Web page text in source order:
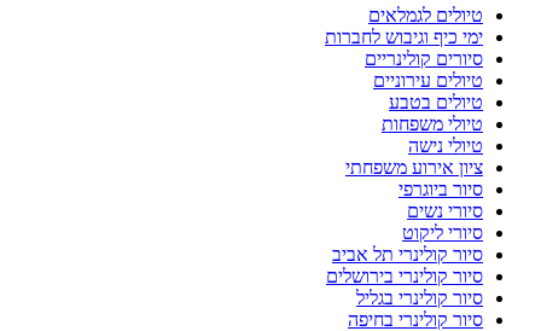
טיולים לגמלאים
ימי כיף וגיבוש לחברות
סיורים קולינריים
טיולים עירוניים
טיולים בטבע
טיולי משפחות
טיולי נישה
ציון אירוע משפחתי
סיור ביוגרפי
סיורי נשים
סיורי ליקוט
סיור קולינרי תל אביב
סיור קולינרי בירושלים
סיור קולינרי בגליל
סיור קולינרי בחיפה